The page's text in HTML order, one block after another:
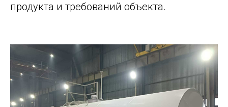
продукта и требований объекта.